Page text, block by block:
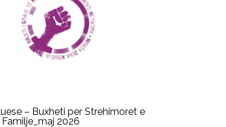
– Buxheti per Strehimoret e
Familje_maj 2026